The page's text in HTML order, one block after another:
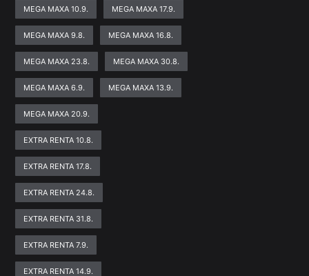
MEGA MAXA 10.9. MEGA MAXA 17.9.
MEGA MAXA 9.8. MEGA MAXA 16.8.
MEGA MAXA 23.8. MEGA MAXA 30.8.
MEGA MAXA 6.9. MEGA MAXA 13.9.
MEGA MAXA 20.9.
EXTRA RENTA 10.8.
EXTRA RENTA 17.8.
EXTRA RENTA 24.8.
EXTRA RENTA 31.8.
EXTRA RENTA 7.9.
EXTRA RENTA 14.9.